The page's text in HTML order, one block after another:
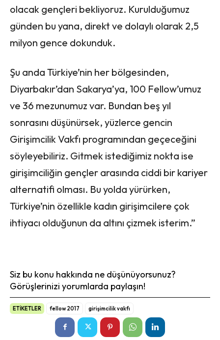
olacak gençleri bekliyoruz. Kurulduğumuz
günden bu yana, direkt ve dolaylı olarak 2,5
milyon gence dokunduk.
Şu anda Türkiye’nin her bölgesinden,
Diyarbakır’dan Sakarya’ya, 100 Fellow’umuz
ve 36 mezunumuz var. Bundan beş yıl
sonrasını düşünürsek, yüzlerce gencin
Girişimcilik Vakfı programından geçeceğini
söyleyebiliriz. Gitmek istediğimiz nokta ise
girişimciliğin gençler arasında ciddi bir kariyer
alternatifi olması. Bu yolda yürürken,
Türkiye’nin özellikle kadın girişimcilere çok
ihtiyacı olduğunun da altını çizmek isterim.”
Siz bu konu hakkında ne düşünüyorsunuz?
Görüşlerinizi yorumlarda paylaşın!
ETİKETLER fellow 2017 girişimcilik vakfı